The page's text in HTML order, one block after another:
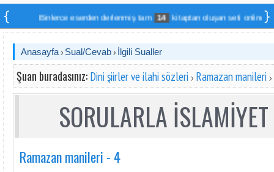
Binlerce eserden derlenmiş tam 14 kitaptan oluşan seti online
Anasayfa Sual/Cevab İlgili Sualler
Şuan buradasınız: Dini şiirler ve ilahi sözleri Ramazan manileri
SORULARLA
Ramazan manileri - 4